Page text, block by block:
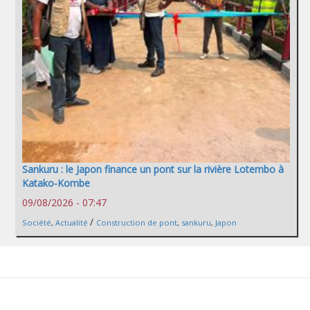
Sankuru : le Japon finance un pont sur la rivière Lotembo à
Katako-Kombe
09/08/2026 - 07:47
Société, Actualité / Construction de pont, sankuru, Japon